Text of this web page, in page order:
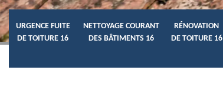
URGENCE FUITE
DE TOITURE 16
NETTOYAGE COURANT
DES BÂTIMENTS 16
RÉNOVATION
DE TOITURE 16